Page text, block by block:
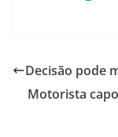
Decisão pode
Motorista